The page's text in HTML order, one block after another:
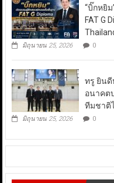
“บิ๊กหยิ
FAT G
มิถุนายน 25, 2026 0
ทรู ยินดี
อนาคต
ทีมชาติ
มิถุนายน 25, 2026 0